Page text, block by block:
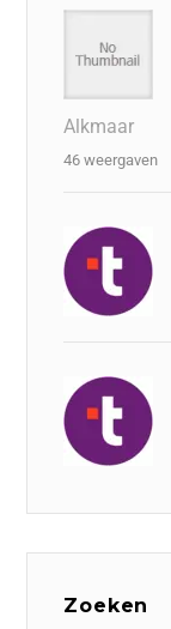
Alkmaar
46 weergaven
Zoeken